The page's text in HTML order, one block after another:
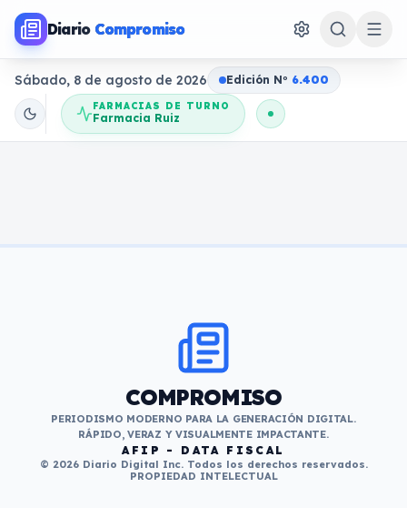
Diario Compromiso
Sábado, 8 de agosto de 2026 Edición No 6.400
FARMACIAS DE TURNO
Farmacia Ruiz
COMPROMISO
PERIODISMO MODERNO PARA LA GENERACIÓN DIGITAL.
RÁPIDO, VERAZ Y VISUALMENTE IMPACTANTE.
AFIP - DATA FISCAL
© 2026 Diario Digital Inc. Todos los derechos reservados.
PROPIEDAD INTELECTUAL